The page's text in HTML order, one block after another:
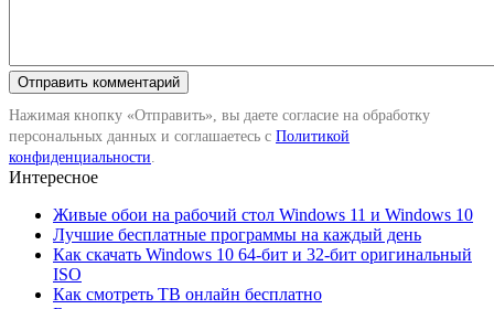
Нажимая кнопку «Отправить», вы даете согласие на обработку
персональных данных и соглашаетесь с Политикой
конфиденциальности
Интересное
Живые обои на рабочий стол Windows 11 и Windows 10
Лучшие бесплатные программы на каждый день
Как скачать Windows 10 64-бит и 32-бит оригинальный
ISO
Как смотреть ТВ онлайн бесплатно